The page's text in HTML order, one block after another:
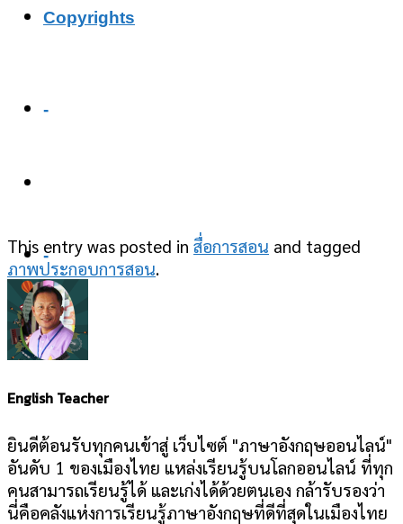
Copyrights
-
-
This entry was posted in สื่อการสอน and tagged
ภาพประกอบการสอน.
English Teacher
ยินดีต้อนรับทุกคนเข้าสู่ เว็บไซต์ "ภาษาอังกฤษออนไลน์"
อันดับ 1 ของเมืองไทย แหล่งเรียนรู้บนโลกออนไลน์ ที่ทุก
คนสามารถเรียนรู้ได้ และเก่งได้ด้วยตนเอง กล้ารับรองว่า
นี่คือคลังแห่งการเรียนรู้ภาษาอังกฤษที่ดีที่สุดในเมืองไทย